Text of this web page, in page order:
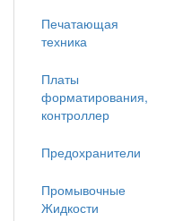
Печатающая
техника
Платы
форматирования,
контроллер
Предохранители
Промывочные
Жидкости